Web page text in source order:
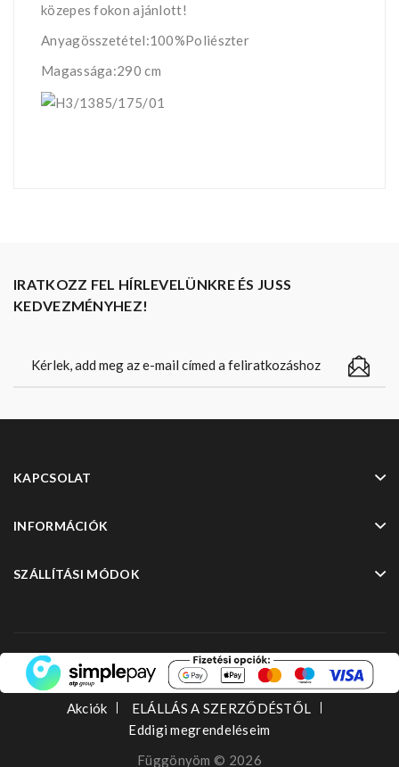
közepes fokon ajánlott!
Anyagösszetétel:100%Poliészter
Magassága:290 cm
IRATKOZZ FEL HÍRLEVELÜNKRE ÉS JUSS
KEDVEZMÉNYHEZ!
KAPCSOLAT
INFORMÁCIÓK
SZÁLLÍTÁSI MÓDOK
Akciók
ELÁLLÁS A SZERZŐDÉSTŐL
Eddigi megrendeléseim
Függönyöm © 2026